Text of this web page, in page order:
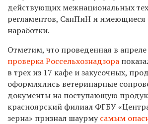
действующих межнациональных
регламентов, СанПиН и имеющиеся
наработки.
Отметим, что проведенная в
проверкаРоссельхознадзора
в трех из 17 кафе и закусочных,
оформлялись ветеринарные
документы на поступающую
красноярский филиал ФГБУ
зерна» признал шаурмусамым